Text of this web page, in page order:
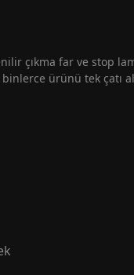
çıkma far ve stop
ürünü tek çatı